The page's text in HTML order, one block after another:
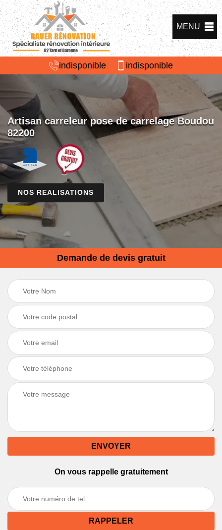
MENU
indisponible indisponible
Artisan carreleur pose de carrelage Boudou
82200
NOS REALISATIONS
Demande de devis gratuit
On vous rappelle gratuitement